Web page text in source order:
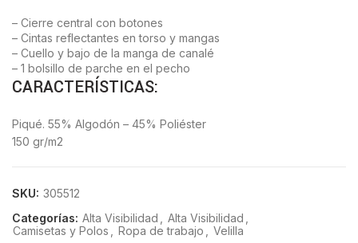
– Cierre central con botones
– Cintas reflectantes en torso y mangas
– Cuello y bajo de la manga de canalé
– 1 bolsillo de parche en el pecho
CARACTERÍSTICAS:
Piqué. 55% Algodón – 45% Poliéster
150 gr/m2
SKU: 305512
Categorías: Alta Visibilidad Alta Visibilidad
Camisetas y Polos
Ropa de trabajo Velilla